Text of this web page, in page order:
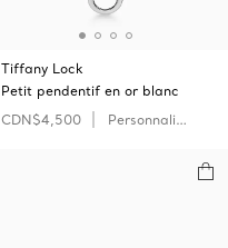
Tiffany Lock
Petit pendentif en or blanc
CDN$4,500
Personnaliser